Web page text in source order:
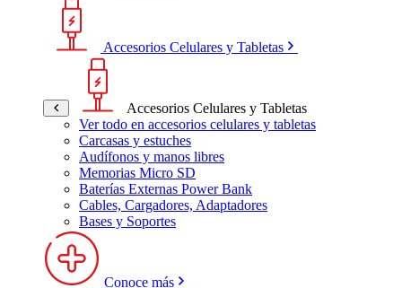
Accesorios Celulares y Tabletas
Accesorios Celulares y Tabletas
Ver todo en accesorios celulares y tabletas
Carcasas y estuches
Audífonos y manos libres
Memorias Micro SD
Baterías Externas Power Bank
Cables, Cargadores, Adaptadores
Bases y Soportes
Conoce más